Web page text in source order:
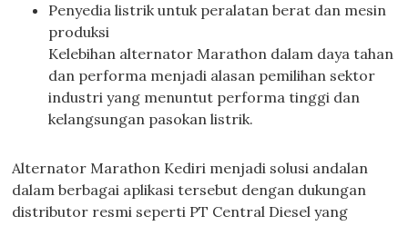
Penyedia listrik untuk peralatan berat dan mesin
produksi
Kelebihan alternator Marathon dalam daya tahan
dan performa menjadi alasan pemilihan sektor
industri yang menuntut performa tinggi dan
kelangsungan pasokan listrik.
Alternator Marathon Kediri menjadi solusi andalan
dalam berbagai aplikasi tersebut dengan dukungan
distributor resmi seperti PT Central Diesel yang